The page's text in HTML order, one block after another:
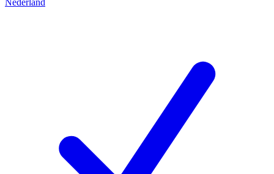
Nederland